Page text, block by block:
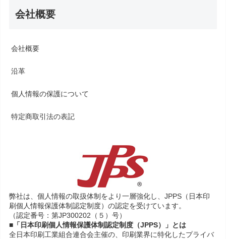
会社概要
会社概要
沿革
個人情報の保護について
特定商取引法の表記
弊社は、個人情報の取扱体制をより一層強化し、JPPS（日本印
刷個人情報保護体制認定制度）の認定を受けています。
（認定番号：第JP300202（５）号）
■「日本印刷個人情報保護体制認定制度（JPPS）」とは
全日本印刷工業組合連合会主催の、印刷業界に特化したプライバ